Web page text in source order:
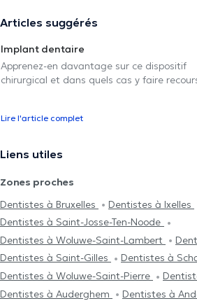
Articles suggérés
Implant dentaire
Apprenez-en davantage sur ce dispositif
chirurgical et dans quels cas y faire
Lire l'article complet
Liens utiles
Zones proches
Dentistes à Bruxelles
Dentistes à Ixelles
Dentistes à Saint-Josse-Ten-Noode
Dentistes à Woluwe-Saint-Lambert
Dentistes à Saint-Gilles
Dentistes à
Dentistes à Woluwe-Saint-Pierre
Dentistes à Auderghem
Dentistes à